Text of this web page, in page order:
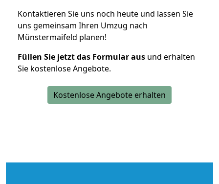
Kontaktieren Sie uns noch heute und lassen Sie
uns gemeinsam Ihren Umzug nach
Münstermaifeld planen!
Füllen Sie jetzt das Formular aus und erhalten
Sie kostenlose Angebote.
Kostenlose Angebote erhalten